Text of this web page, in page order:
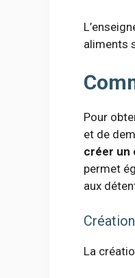
aliments
Pour
et de
créer un
permet
aux
La